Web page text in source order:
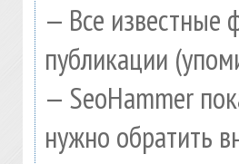
— Все известные
публикации
— SeoHammer
нужно обратить